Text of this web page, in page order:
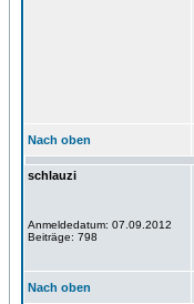
Nach oben
schlauzi
Anmeldedatum: 07.09.2012
Beiträge: 798
Nach oben